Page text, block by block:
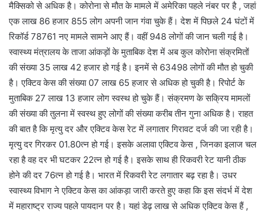
मैक्सिको से अधिक है। कोरोना से मौत के मामले में अमेरिका पहले नंबर पर है , जहां
एक लाख 86 हजार 855 लोग अपनी जान गंवा चुके हैं। देश में पिछले 24 घंटों में
रिकॉर्ड 78761 नए मामले सामने आए हैं। वहीं 948 लोगों की जान चली गई है।
स्वास्थ्य मंत्रालय के ताजा आंकड़ों के मुताबिक देश में अब कुल कोरोना संक्रमितों
की संख्या 35 लाख 42 हजार हो गई है। इनमें से 63498 लोगों की मौत हो चुकी
है। एक्टिव केस की संख्या 07 लाख 65 हजार से अधिक हो चुकी है। रिपोर्ट के
मुताबिक 27 लाख 13 हजार लोग स्वस्थ हो चुके हैं। संक्रमण के सक्रिय मामलों
की संख्या की तुलना में स्वस्थ हुए लोगों की संख्या करीब तीन गुना अधिक है। राहत
की बात है कि मृत्यु दर और एक्टिव केस रेट में लगातार गिरावट दर्ज की जा रही है।
मृत्यु दर गिरकर 01.80त्न हो गई। इसके अलावा एक्टिव केस , जिनका इलाज चल
रहा है वह दर भी घटकर 22त्न हो गई है। इसके साथ ही रिकवरी रेट यानी ठीक
होने की दर 76त्न हो गई है। भारत में रिकवरी रेट लगातार बढ़ रहा है। उधर
स्वास्थ्य विभाग ने एक्टिव केस का आंकड़ा जारी करते हुए कहा कि इस संदर्भ में देश
में महाराष्ट्र राज्य पहले पायदान पर है। यहां डेढ़ लाख से अधिक एक्टिव केस हैं ,